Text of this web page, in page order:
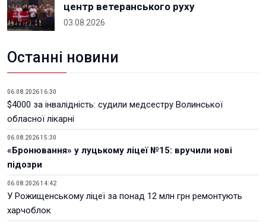
центр ветеранського руху
03.08.2026
Останні новини
06.08.2026 16:30
$4000 за інвалідність: судили медсестру Волинської
обласної лікарні
06.08.2026 15:30
«Бронювання» у луцькому ліцеї №15: вручили нові
підозри
06.08.2026 14:42
У Рожищенському ліцеї за понад 12 млн грн ремонтують
харчоблок